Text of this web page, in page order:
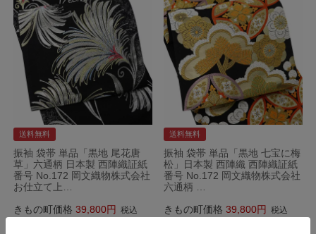
送料無料
振袖 袋帯 単品「黒地 尾花唐
草」六通柄 日本製 西陣織証紙
番号 No.172 岡文織物株式会社
お仕立て上…
きもの町価格 39,800 税込
送料無料
振袖 袋帯 単品「黒地 七宝に梅
松」日本製 西陣織 西陣織証紙
番号 No.172 岡文織物株式会社
六通柄 …
きもの町価格 39,800 税込